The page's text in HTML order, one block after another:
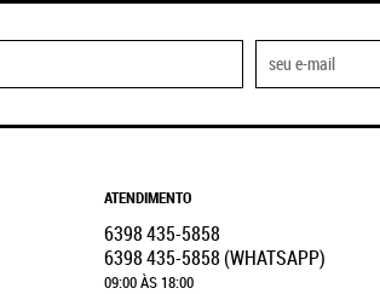
ATENDIMENTO
6398435-5858
6398435-5858 (WHATSAPP)
09:00 ÀS 18:00